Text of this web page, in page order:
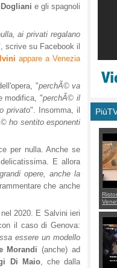
Dogliani e gli spagnoli
ai privati regalano
scrive su Facebook il
appare a Venezia
"perchÃ© va
modifica, "perchÃ© il
privato". Insomma, il
ho sentito esponenti
per nulla. Anche se
E allora
opere, anche la
che anche
2020. E Salvini ieri
il caso di Genova:
essere un modello
Morandi(anche) ad
Di Maio, che dalla
con